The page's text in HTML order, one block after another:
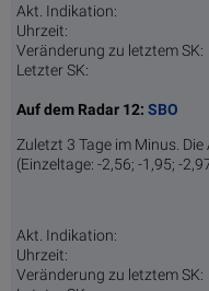
Akt. Indikation:
Uhrzeit:
Veränderung zu letztem SK:
Letzter SK:
Auf dem Radar 12: SBO
Zuletzt 3 Tage im Minus.
(Einzeltage: -2,56; -1,95; -
Akt. Indikation:
Uhrzeit:
Veränderung zu letztem SK: